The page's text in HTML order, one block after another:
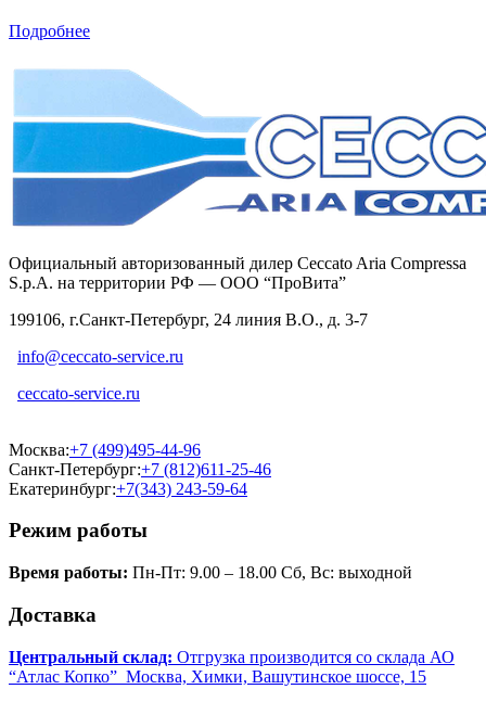
Подробнее
Официальный авторизованный дилер Ceccato Aria Compressa
S.p.A. на территории РФ — ООО “ПроВита”
199106, г.Санкт-Петербург, 24 линия В.О., д. 3-7
info@ceccato-service.ru
ceccato-service.ru
Москва:+7 (499)495-44-96
Санкт-Петербург:+7 (812)611-25-46
Екатеринбург:+7(343) 243-59-64
Режим работы
Время работы: Пн-Пт: 9.00 – 18.00 Сб, Вс: выходной
Доставка
Центральный склад: Отгрузка производится со склада АО
“Атлас Копко” Москва, Химки, Вашутинское шоссе, 15